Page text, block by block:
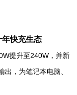
快充生态
提升至240W，并新
，为笔记本电脑、